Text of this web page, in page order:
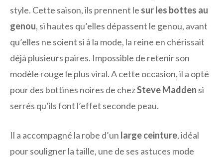
style. Cette saison, ils prennent le sur les bottes au
genou, si hautes qu’elles dépassent le genou, avant
qu’elles ne soient si à la mode, la reine en chérissait
déjà plusieurs paires. Impossible de retenir son
modèle rouge le plus viral. A cette occasion, il a opté
pour des bottines noires de chezSteve Madden si
serrés qu’ils font l’effet seconde peau.
Il a accompagné la robe d’un large ceinture, idéal
pour souligner la taille, une de ses astuces mode